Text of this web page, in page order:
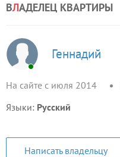
ВЛАДЕЛЕЦ КВАРТИРЫ
Геннадий
На сайте с июля 2014
Языки: Русский
Написать владельцу